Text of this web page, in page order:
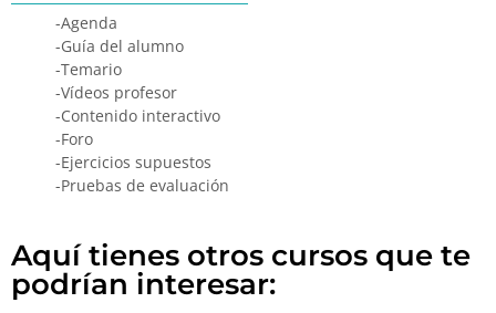
-Agenda
-Guía del alumno
-Temario
-Vídeos profesor
-Contenido interactivo
-Foro
-Ejercicios supuestos
-Pruebas de evaluación
Aquí tienes otros cursos que te
podrían interesar: